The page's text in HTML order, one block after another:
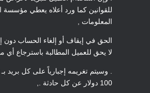
للقوانين كما ورد أعلاه يعطي مؤسسة
المعلومات ,
الحق في إيقاف أو إلغاء الحساب دون
لا يحق للعميل المطالبة باسترجاع أي
100 دولار عن كل حادثة .,